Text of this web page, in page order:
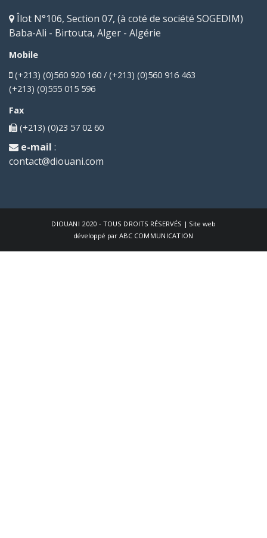
Îlot N°106, Section 07, (à coté de société SOGEDIM)
Baba-Ali - Birtouta, Alger - Algérie
Mobile
(+213) (0)560 920 160 / (+213) (0)560 916 463
(+213) (0)555 015 596
Fax
(+213) (0)23 57 02 60
e-mail :
contact@diouani.com
DIOUANI 2020 - TOUS DROITS RÉSERVÉS | Site web
développé par ABC COMMUNICATION